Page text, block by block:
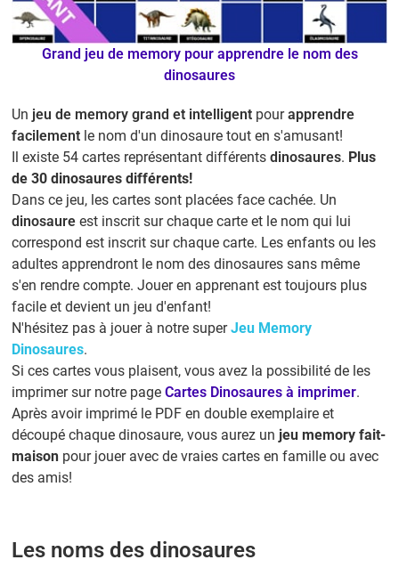
Grand jeu de memorypour apprendre le nom des
dinosaures
Un jeu de memory grand et intelligent pourapprendre
facilement le nom d'un dinosaure tout en s'amusant!
Il existe 54 cartes représentant différentsdinosaures. Plus
de 30 dinosaures différents!
Dans ce jeu, les cartes sont placées face cachée. Un
dinosaure est inscrit sur chaque carte et le nom qui lui
correspond est inscrit sur chaque carte. Les enfants ou les
adultes apprendront le nom des dinosaures sans même
s'en rendre compte. Jouer en apprenant est toujours plus
facile et devient un jeu d'enfant!
N'hésitez pas à jouer à notre superJeu Memory
Dinosaures.
Si ces cartes vous plaisent, vous avez la possibilité de les
imprimer sur notre pageCartes Dinosaures à imprimer.
Après avoir imprimé le PDF en double exemplaire et
découpé chaque dinosaure, vous aurez un jeu memory fait-
maison pour jouer avec de vraies cartes en famille ou avec
des amis!
Les noms des dinosaures